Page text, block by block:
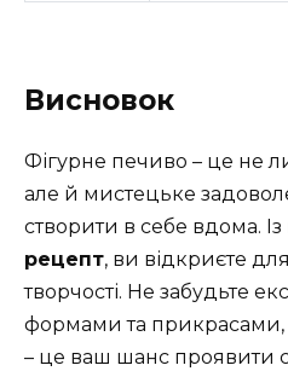
Висновок
Фігурне печиво – це не
але й мистецьке
створити в себе вдома.
рецепт, ви відкриєте
творчості. Не забудьте
формами та прикрасами,
– це ваш шанс проявити